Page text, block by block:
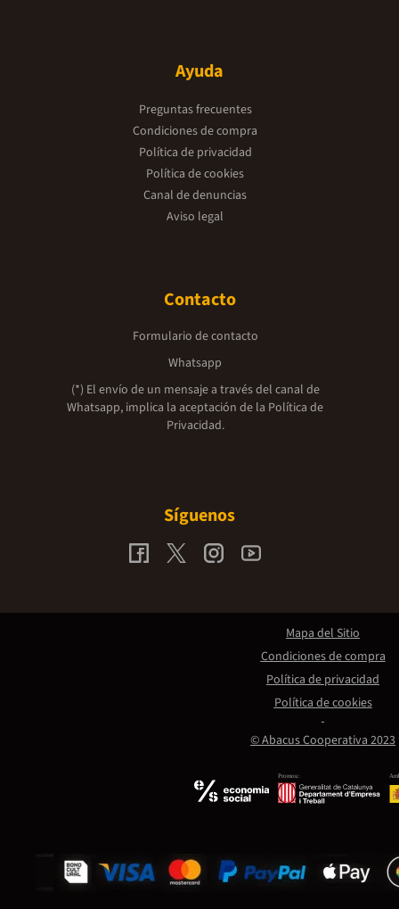
Ayuda
Preguntas frecuentes
Condiciones de compra
Política de privacidad
Política de cookies
Canal de denuncias
Aviso legal
Contacto
Formulario de contacto
Whatsapp
(*) El envío de un mensaje a través del canal de
Whatsapp, implica la aceptación de la Política de
Privacidad.
Síguenos
Promou:
© Abacus Cooperativa 2023
Mapa del Sitio
Condiciones de compra
Política de privacidad
Política de cookies